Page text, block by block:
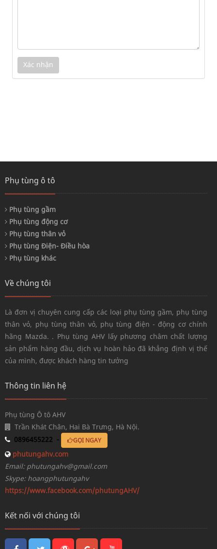
Phụ tùng ô tô
Phụ tùng gầm
Phụ tùng động cơ
Phụ tùng thân vỏ
Phụ tùng Điện- Điều hòa
Phụ tùng khác
Về chúng tôi
Là đơn vị chuyên cung cấp các loại phụ tùng gầm, phụ tùng
thân vỏ, phụ tùng thân vỏ, phụ tùng điện - động cơ chính
hãng Mazda. . Phụ tùng AHV lấy phương châm chất lượng
sản phẩm hàng đầu, dịch vụ hoàn hảo đã khẳng định vị thế
của mình, được khách hàng tin tưởng
Thông tin liên hệ
Phụ tùng Ô tô AHV
Trần Khát Chân, Hai Bà Trưng, Hà Nội.
0896455222 -
GỌI NGAY
phutungahv.com
Email: phutungahv@gmail.com
Skype: hoangphutungahv
https://www.facebook.com/phutungAHV/
Kết nối với chúng tôi